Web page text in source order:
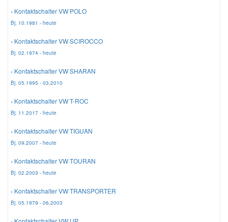
› Kontaktschalter VW POLO
Bj. 10.1981 - heute
› Kontaktschalter VW SCIROCCO
Bj. 02.1974 - heute
› Kontaktschalter VW SHARAN
Bj. 05.1995 - 03.2010
› Kontaktschalter VW T-ROC
Bj. 11.2017 - heute
› Kontaktschalter VW TIGUAN
Bj. 09.2007 - heute
› Kontaktschalter VW TOURAN
Bj. 02.2003 - heute
› Kontaktschalter VW TRANSPORTER
Bj. 05.1979 - 06.2003
Smart Ersatzteile
Suzuki Ersatzteile
Volvo Ersatzteile